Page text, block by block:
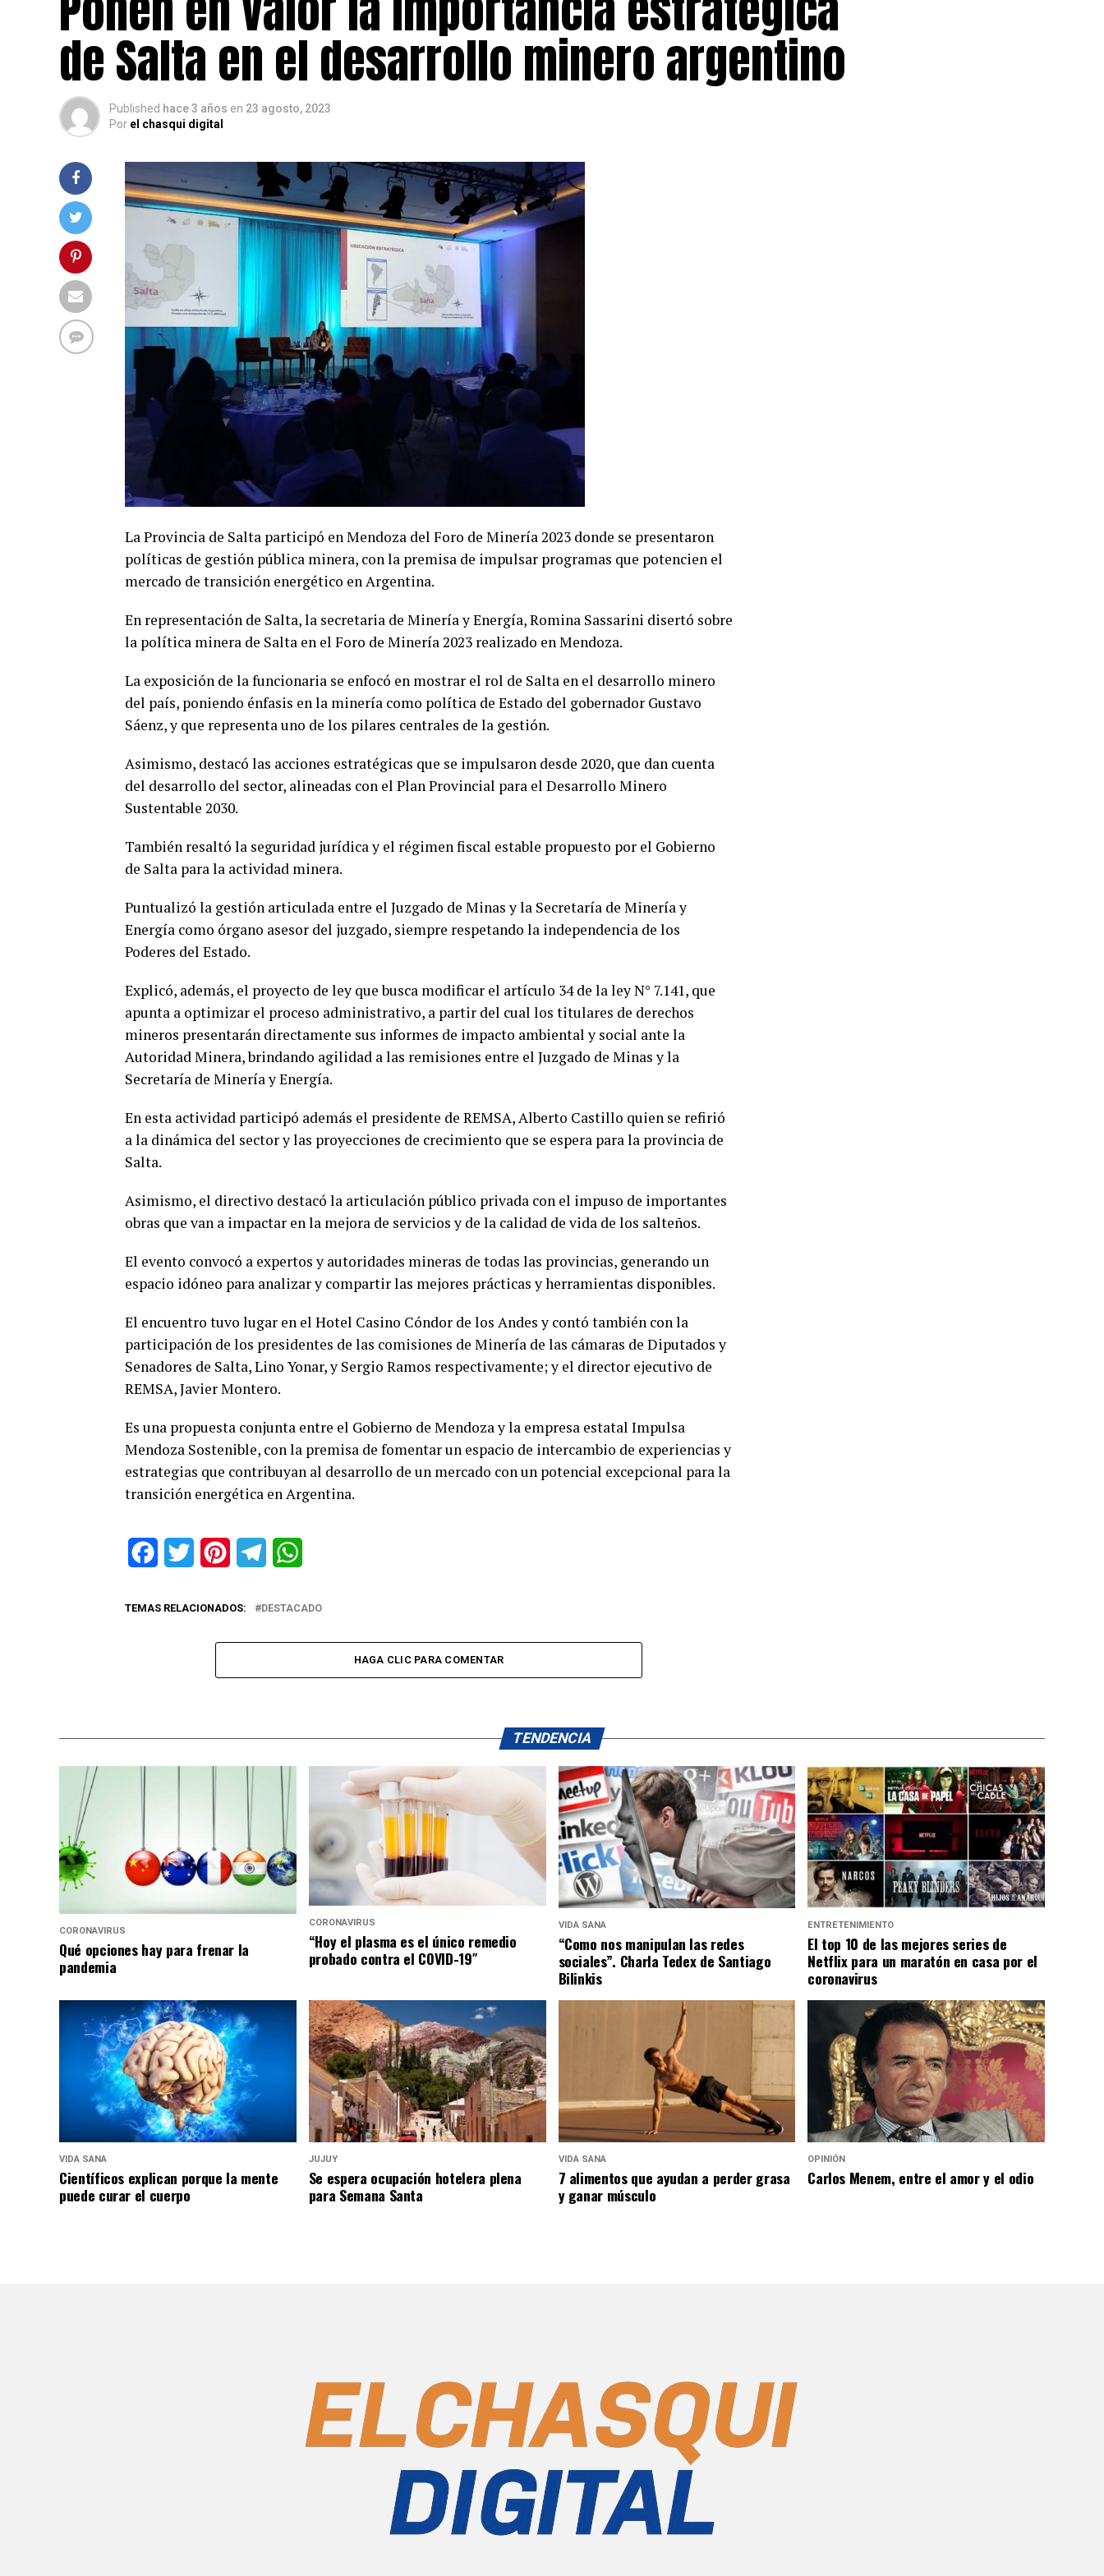
de Salta en el desarrollo minero argentino
Published hace 3 años en 23 agosto, 2023
Por el chasqui digital
La Provincia de Salta participó en Mendoza del Foro de Minería 2023 donde se presentaron
políticas de gestión pública minera, con la premisa de impulsar programas que potencien el
mercado de transición energético en Argentina.
En representación de Salta, la secretaria de Minería y Energía, Romina Sassarini disertó sobre
la política minera de Salta en el Foro de Minería 2023 realizado en Mendoza.
La exposición de la funcionaria se enfocó en mostrar el rol de Salta en el desarrollo minero
del país, poniendo énfasis en la minería como política de Estado del gobernador Gustavo
Sáenz, y que representa uno de los pilares centrales de la gestión.
Asimismo, destacó las acciones estratégicas que se impulsaron desde 2020, que dan cuenta
del desarrollo del sector, alineadas con el Plan Provincial para el Desarrollo Minero
Sustentable 2030.
También resaltó la seguridad jurídica y el régimen fiscal estable propuesto por el Gobierno
de Salta para la actividad minera.
Puntualizó la gestión articulada entre el Juzgado de Minas y la Secretaría de Minería y
Energía como órgano asesor del juzgado, siempre respetando la independencia de los
Poderes del Estado.
Explicó, además, el proyecto de ley que busca modificar el artículo 34 de la ley N° 7.141, que
apunta a optimizar el proceso administrativo, a partir del cual los titulares de derechos
mineros presentarán directamente sus informes de impacto ambiental y social ante la
Autoridad Minera, brindando agilidad a las remisiones entre el Juzgado de Minas y la
Secretaría de Minería y Energía.
En esta actividad participó además el presidente de REMSA, Alberto Castillo quien se refirió
a la dinámica del sector y las proyecciones de crecimiento que se espera para la provincia de
Salta.
Asimismo, el directivo destacó la articulación público privada con el impuso de importantes
obras que van a impactar en la mejora de servicios y de la calidad de vida de los salteños.
El evento convocó a expertos y autoridades mineras de todas las provincias, generando un
espacio idóneo para analizar y compartir las mejores prácticas y herramientas disponibles.
El encuentro tuvo lugar en el Hotel Casino Cóndor de los Andes y contó también con la
participación de los presidentes de las comisiones de Minería de las cámaras de Diputados y
Senadores de Salta, Lino Yonar, y Sergio Ramos respectivamente; y el director ejecutivo de
REMSA, Javier Montero.
Es una propuesta conjunta entre el Gobierno de Mendoza y la empresa estatal Impulsa
Mendoza Sostenible, con la premisa de fomentar un espacio de intercambio de experiencias y
estrategias que contribuyan al desarrollo de un mercado con un potencial excepcional para la
transición energética en Argentina.
FacebookTwitter PinterestTelegram
TEMAS RELACIONADOS: DESTACADO
HAGA CLIC PARA COMENTAR
TENDENCIA
CORONAVIRUS
Qué opciones hay para frenar la
pandemia
CORONAVIRUS
“Hoy el plasma es el único remedio
probado contra el COVID-19″
VIDA SANA
“Como nos manipulan las redes
sociales”. Charla Tedex de Santiago
Bilinkis
ENTRETENIMIENTO
El top 10 de las mejores series de
Netflix para un maratón en casa por el
coronavirus
VIDA SANA
Científicos explican porque la mente
puede curar el cuerpo
JUJUY
Se espera ocupación hotelera plena
para Semana Santa
VIDA SANA
7 alimentos que ayudan a perder grasa
y ganar músculo
OPINIÓN
Carlos Menem, entre el amor y el odio